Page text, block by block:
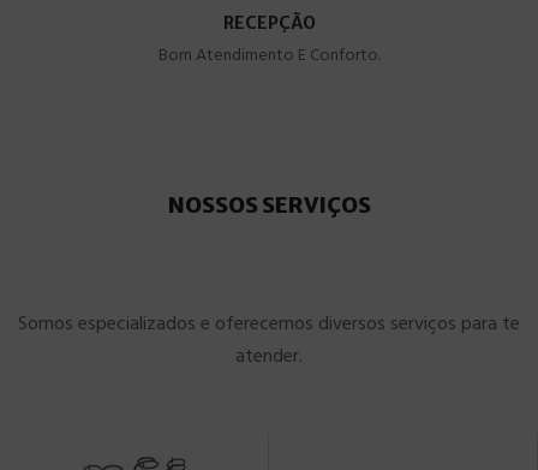
RECEPÇÃO
Bom Atendimento E Conforto.
NOSSOS SERVIÇOS
Somos especializados e oferecemos diversos serviços para te
atender.